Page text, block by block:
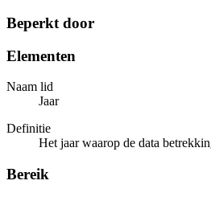
Beperkt door
Elementen
Naam lid
Jaar
Definitie
Het jaar waarop de data
Bereik